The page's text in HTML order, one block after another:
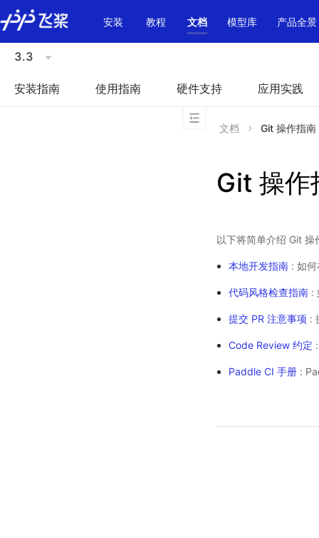
\u200E
安装
教程 文档 模型库 产品全景
3.3
安装指南 使用指南 硬件支持 应用实践
文档 Git 操作指南
Git 操作
以下将简单介绍 Git
本地开发指南: 如何
代码风格检查指南:
提交 PR 注意事项 :
Code Review 约定
Paddle CI 手册: